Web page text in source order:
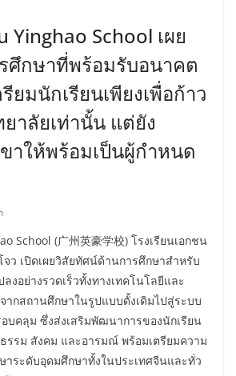
Yinghao School เผย
ศึกษาที่พร้อมรับอนาคต
รียมนักเรียนเพียงเพื่อก้าว
าลัยเท่านั้น แต่ยัง
าให้พร้อมเป็นผู้กำหนด
School (广州英豪学校) โรงเรียนเอกชน
ว เปิดเผยวิสัยทัศน์ด้านการศึกษาสำหรับ
งอย่างรวดเร็วทั้งทางเทคโนโลยีและ
กสถานศึกษาในรูปแบบดั้งเดิมไปสู่ระบบ
อบคลุม ซึ่งส่งเสริมพัฒนาการของนักเรียน
รม สังคม และอารมณ์ พร้อมเตรียมความ
าระดับอุดมศึกษาทั้งในประเทศจีนและทั่ว